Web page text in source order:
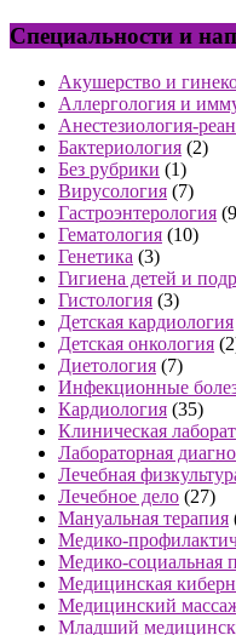
Специальности и
Акушерство и
Аллергология и
Анестезиология-
Бактериология (2)
Без рубрики (1)
Вирусология (7)
Гастроэнтерология
Гематология (10)
Генетика (3)
Гигиена детей и
Гистология (3)
Детская кардиология
Детская онкология
Диетология (7)
Инфекционные
Кардиология (35)
Клиническая
Лабораторная
Лечебная
Лечебное дело (27)
Мануальная терапия
Медико-
Медико-социальная
Медицинская
Медицинский
Младший